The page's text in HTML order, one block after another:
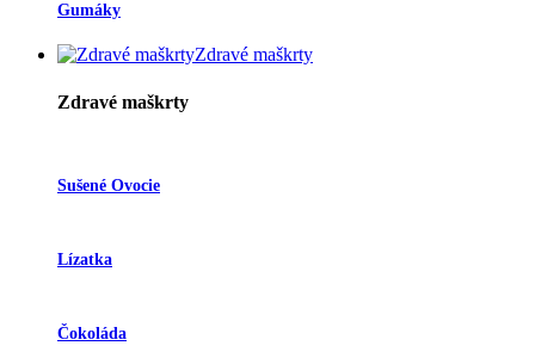
Gumáky
Zdravé maškrty
Zdravé maškrty
Sušené Ovocie
Lízatka
Čokoláda